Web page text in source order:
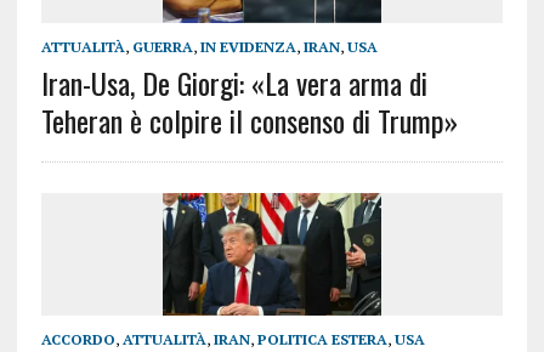
ATTUALITÀ, GUERRA, IN EVIDENZA, IRAN, USA
Iran-Usa, De Giorgi: «La vera arma di
Teheran è colpire il consenso di Trump»
ACCORDO, ATTUALITÀ, IRAN, POLITICA ESTERA, USA